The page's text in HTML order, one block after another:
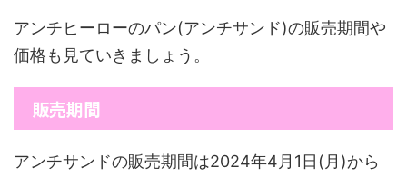
アンチヒーローのパン(アンチサンド)の販売期間や
価格も見ていきましょう。
販売期間
アンチサンドの販売期間は2024年4月1日(月)から